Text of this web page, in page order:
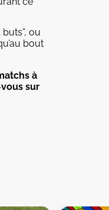
ou
bout
à
sur